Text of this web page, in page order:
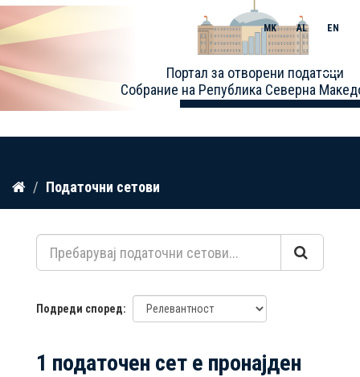
Прескокнете
содржина
Портал за отворени податоци
Собрание на Република Северна
MK AL EN
Toggle
Податочни сетови
Подреди според
1 податочен сет е пронајден